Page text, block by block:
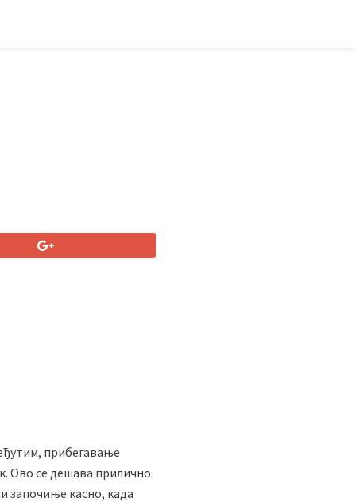
прибегавање
Ово се дешава прилично
започиње касно, када